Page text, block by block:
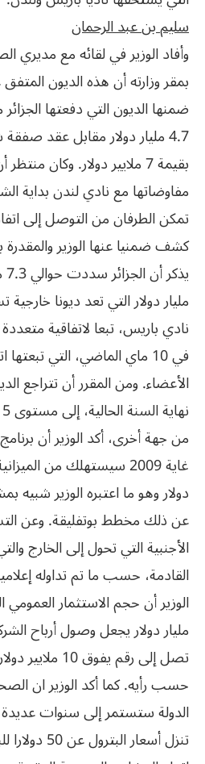
سليم‮ ‬بن‮ ‬عبد‮ ‬الرحمان
وأفاد الوزير في لقائه مع مديري
بمقر وزارته أن هذه الديون
ضمنها الديون التي دفعتها
4.7 مليار دولار مقابل عقد
‬كشف‮ ‬ضمنيا‮ ‬عنها‮ ‬الوزير‮ ‬والمقدرة‮ ‬بما‮ ‬يفوق‮ ‬4‭.‬1‮ ‬مليار‮ ‬دولار‮.‬
مليار دولار التي تعد ديونا
نادي باريس، تبعا لاتفاقية
في 10 ماي الماضي، التي
‬نهاية‮ ‬السنة‮ ‬الحالية،‮ ‬إلى‮ ‬مستوى‮ ‬5‮ ‬ملايير‮ ‬دولار‮. ‬
من جهة أخرى، أكد الوزير أن
دولار وهو ما اعتبره الوزير شبيه
عن ذلك مخطط بوتفليقة. وعن
الأجنبية التي تحول إلى الخارج
مليار دولار يجعل وصول أرباح
تصل إلى رقم